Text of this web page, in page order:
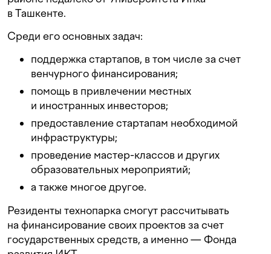
в Ташкенте.
Среди его основных задач:
поддержка стартапов, в том числе за счет
венчурного финансирования;
помощь в привлечении местных
и иностранных инвесторов;
предоставление стартапам необходимой
инфраструктуры;
проведение мастер-классов и других
образовательных мероприятий;
а также многое другое.
Резиденты технопарка смогут рассчитывать
на финансирование своих проектов за счет
государственных средств, а именно — Фонда